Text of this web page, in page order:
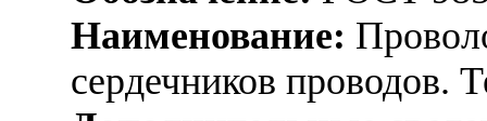
Наименование:
сердечников проводов.